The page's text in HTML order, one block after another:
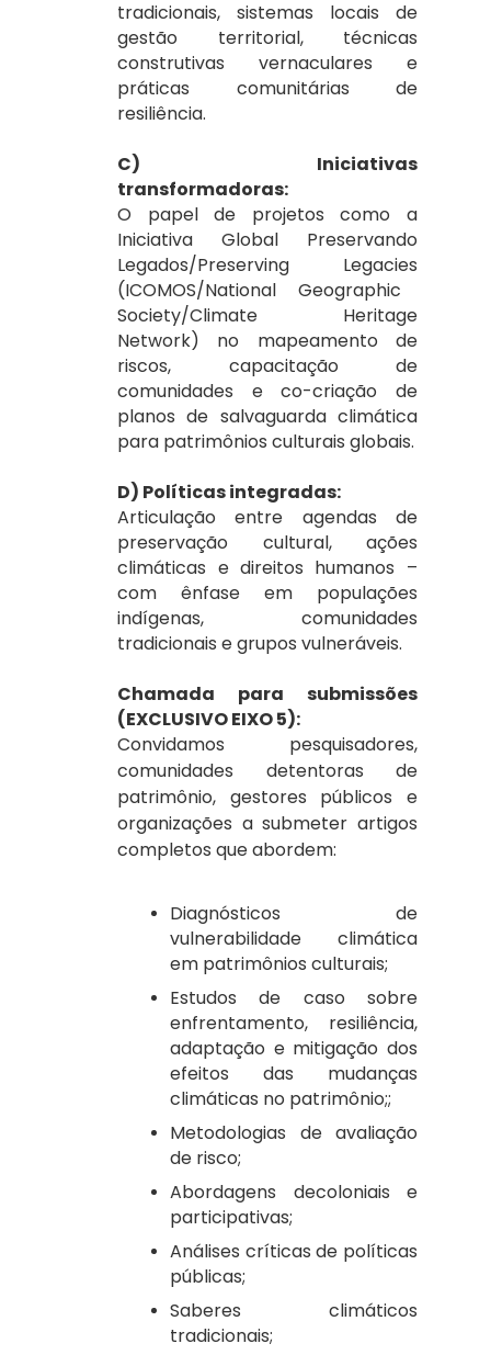
tradicionais, sistemas locais de
gestão territorial, técnicas
construtivas vernaculares e
práticas comunitárias de
resiliência.
C) Iniciativas
transformadoras:
O papel de projetos como a
Iniciativa Global Preservando
Legados/Preserving Legacies
(ICOMOS/National Geographic
Society/Climate Heritage
Network) no mapeamento de
riscos, capacitação de
comunidades e co-criação de
planos de salvaguarda climática
para patrimônios culturais globais.
D) Políticas integradas:
Articulação entre agendas de
preservação cultural, ações
climáticas e direitos humanos –
com ênfase em populações
indígenas, comunidades
tradicionais e grupos vulneráveis.
Chamada para submissões
(EXCLUSIVO EIXO 5):
Convidamos pesquisadores,
comunidades detentoras de
patrimônio, gestores públicos e
organizações a submeter artigos
completos que abordem:
Diagnósticos de
vulnerabilidade climática
em patrimônios culturais;
Estudos de caso sobre
enfrentamento, resiliência,
adaptação e mitigação dos
efeitos das mudanças
climáticas no patrimônio;;
Metodologias de avaliação
de risco;
Abordagens decoloniais e
participativas;
Análises críticas de políticas
públicas;
Saberes climáticos
tradicionais;